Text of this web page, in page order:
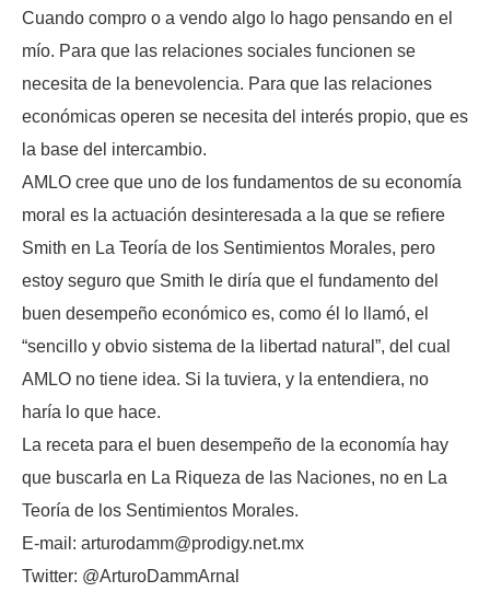
Cuando compro o a vendo algo lo hago pensando en el
mío. Para que las relaciones sociales funcionen se
necesita de la benevolencia. Para que las relaciones
económicas operen se necesita del interés propio, que es
la base del intercambio.
AMLO cree que uno de los fundamentos de su economía
moral es la actuación desinteresada a la que se refiere
Smith en La Teoría de los Sentimientos Morales, pero
estoy seguro que Smith le diría que el fundamento del
buen desempeño económico es, como él lo llamó, el
“sencillo y obvio sistema de la libertad natural”, del cual
AMLO no tiene idea. Si la tuviera, y la entendiera, no
haría lo que hace.
La receta para el buen desempeño de la economía hay
que buscarla en La Riqueza de las Naciones, no en La
Teoría de los Sentimientos Morales.
E-mail: arturodamm@prodigy.net.mx
Twitter: @ArturoDammArnal